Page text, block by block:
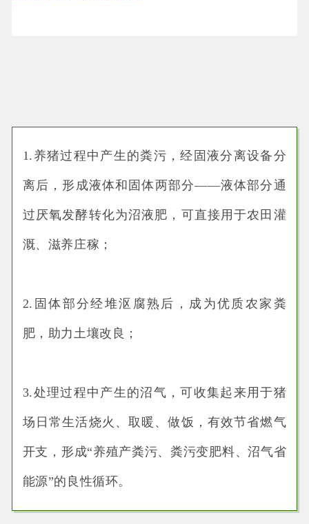
1.养猪过程中产生的粪污，经固液分离设备分
离后，形成液体和固体两部分——液体部分通
过厌氧发酵转化为沼液肥，可直接用于农田灌
溉、滋养庄稼；
2.固体部分经堆沤腐熟后，成为优质农家粪
肥，助力土壤改良；
3.处理过程中产生的沼气，可收集起来用于猪
场日常生活烧火、取暖、做饭，有效节省燃气
开支，形成“养殖产粪污、粪污变肥料、沼气省
能源”的良性循环。